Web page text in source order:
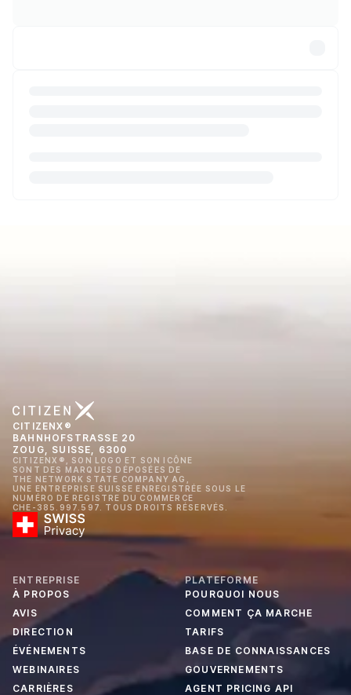
CITIZENX®
BAHNHOFSTRASSE 20
ZOUG, SUISSE, 6300
CITIZENX®, SON LOGO ET SON ICÔNE
SONT DES MARQUES DÉPOSÉES DE
THE NETWORK STATE COMPANY AG,
UNE ENTREPRISE SUISSE ENREGISTRÉE SOUS LE
NUMÉRO DE REGISTRE DU COMMERCE
CHE-385.997.597. TOUS DROITS RÉSERVÉS.
ENTREPRISE
À PROPOS
AVIS
DIRECTION
ÉVÉNEMENTS
WEBINAIRES
CARRIÈRES
PLATEFORME
POURQUOI NOUS
COMMENT ÇA MARCHE
TARIFS
BASE DE CONNAISSANCES
GOUVERNEMENTS
AGENT PRICING API